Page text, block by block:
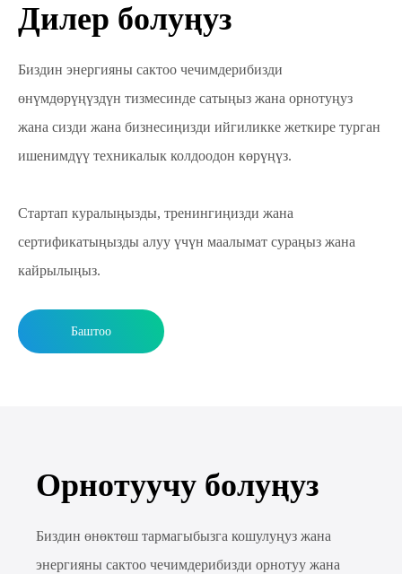
Дилер болуңуз
Биздин энергияны сактоо чечимдерибизди
өнүмдөрүңүздүн тизмесинде сатыңыз жана орнотуңуз
жана сизди жана бизнесиңизди ийгиликке жеткире турган
ишенимдүү техникалык колдоодон көрүңүз.
Стартап куралыңызды, тренингиңизди жана
сертификатыңызды алуу үчүн маалымат сураңыз жана
кайрылыңыз.
Баштоо
Орнотуучу болуңуз
Биздин өнөктөш тармагыбызга кошулуңуз жана
энергияны сактоо чечимдерибизди орнотуу жана